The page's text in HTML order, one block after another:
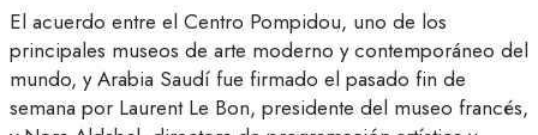
El acuerdo entre el Centro Pompidou, uno de los
principales museos de arte moderno y contemporáneo del
mundo, y Arabia Saudí fue firmado el pasado fin de
semana por Laurent Le Bon, presidente del museo francés,